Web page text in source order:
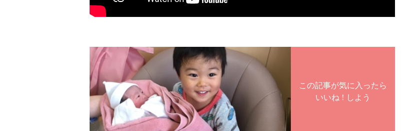
この記事が気に入ったら
いいね ! しよう